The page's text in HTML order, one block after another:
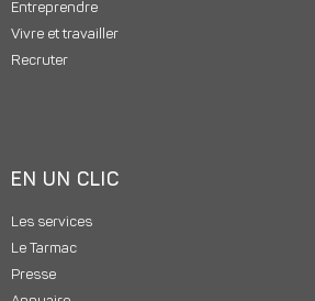
Entreprendre
Vivre et travailler
Recruter
EN UN CLIC
Les services
Le Tarmac
Presse